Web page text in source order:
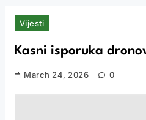
Vijesti
Kasni isporuka
March 24, 2026 0